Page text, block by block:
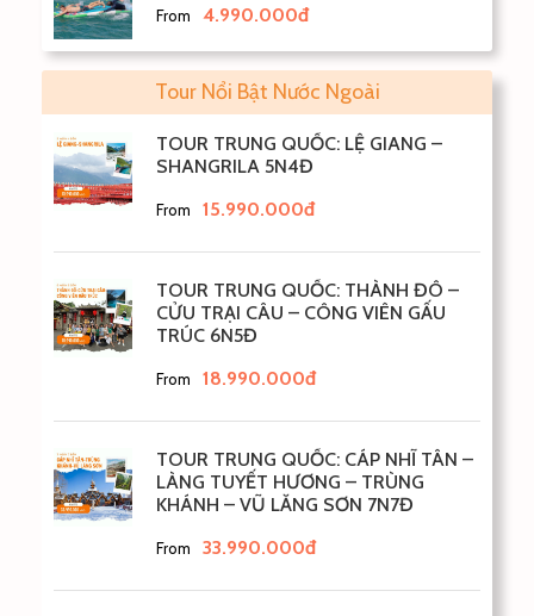
From 4.990.000đ
Tour Nổi Bật Nước Ngoài
TOUR TRUNG QUỐC: LỆ GIANG –
SHANGRILA 5N4Đ
From 15.990.000đ
TOUR TRUNG QUỐC: THÀNH ĐÔ –
CỬU TRẠI CÂU – CÔNG VIÊN GẤU
TRÚC 6N5Đ
From 18.990.000đ
TOUR TRUNG QUỐC: CÁP NHĨ TÂN –
LÀNG TUYẾT HƯƠNG – TRÙNG
KHÁNH – VŨ LĂNG SƠN 7N7Đ
From 33.990.000đ